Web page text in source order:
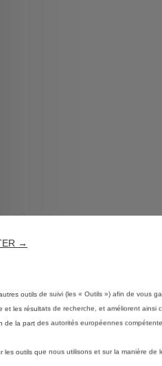
→
outils de suivi (les « Outils ») afin de vous
et les résultats de recherche, et améliorent
de la part des autorités européennes
les outils que nous utilisons et sur la manière